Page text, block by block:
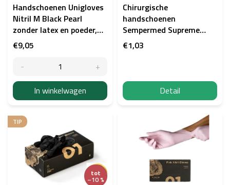
Handschoenen Unigloves
Nitril M Black Pearl
zonder latex en poeder,
100 stuks
€9,05
In winkelwagen
Chirurgische
handschoenen
Sempermed Supreme
latex, steriel, poedervrij -
paar
€1,03
Detail
TIP
tot
–10 %